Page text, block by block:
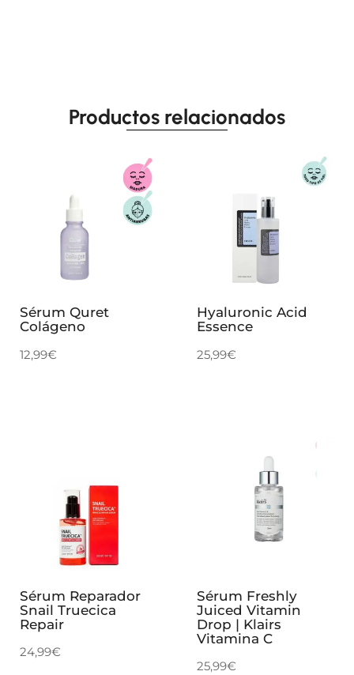
Productos relacionados
Sérum Quret
Colágeno
12,99€
Hyaluronic Acid
Essence
25,99€
Sérum Reparador
Snail Truecica
Repair
24,99€
Sérum Freshly
Juiced Vitamin
Drop | Klairs
Vitamina C
25,99€